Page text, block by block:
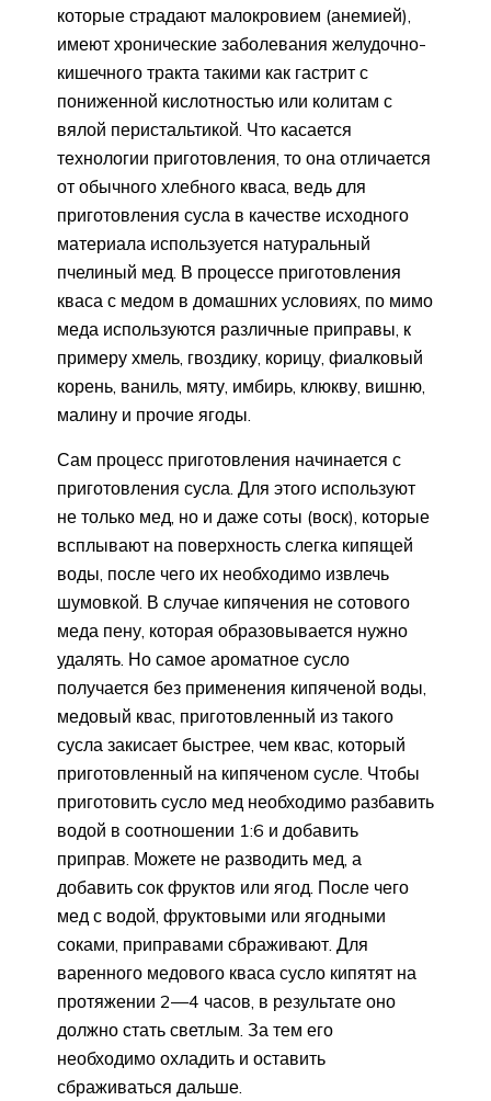
которые страдают малокровием (анемией),
имеют хронические заболевания желудочно-
кишечного тракта такими как гастрит с
пониженной кислотностью или колитам с
вялой перистальтикой. Что касается
технологии приготовления, то она отличается
от обычного хлебного кваса, ведь для
приготовления сусла в качестве исходного
материала используется натуральный
пчелиный мед. В процессе приготовления
кваса с медом в домашних условиях, по мимо
меда используются различные приправы, к
примеру хмель, гвоздику, корицу, фиалковый
корень, ваниль, мяту, имбирь, клюкву, вишню,
малину и прочие ягоды.
Сам процесс приготовления начинается с
приготовления сусла. Для этого используют
не только мед, но и даже соты (воск), которые
всплывают на поверхность слегка кипящей
воды, после чего их необходимо извлечь
шумовкой. В случае кипячения не сотового
меда пену, которая образовывается нужно
удалять. Но самое ароматное сусло
получается без применения кипяченой воды,
медовый квас, приготовленный из такого
сусла закисает быстрее, чем квас, который
приготовленный на кипяченом сусле. Чтобы
приготовить сусло мед необходимо разбавить
водой в соотношении 1:6 и добавить
приправ. Можете не разводить мед, а
добавить сок фруктов или ягод. После чего
мед с водой, фруктовыми или ягодными
соками, приправами сбраживают. Для
варенного медового кваса сусло кипятят на
протяжении 2—4 часов, в результате оно
должно стать светлым. За тем его
необходимо охладить и оставить
сбраживаться дальше.